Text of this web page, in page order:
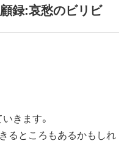
録:哀愁のビリビ
きます。
るところもあるかもしれ